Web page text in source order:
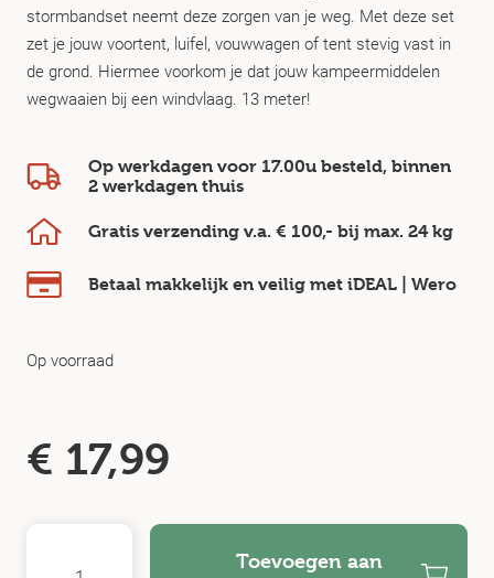
stormbandset neemt deze zorgen van je weg. Met deze set
zet je jouw voortent, luifel, vouwwagen of tent stevig vast in
de grond. Hiermee voorkom je dat jouw kampeermiddelen
wegwaaien bij een windvlaag. 13 meter!
Op werkdagen voor 17.00u besteld, binnen
2 werkdagen thuis
Gratis verzending v.a. € 100,- bij max. 24 kg
Betaal makkelijk en veilig met iDEAL | Wero
Op voorraad
€ 17,99
Toevoegen aan